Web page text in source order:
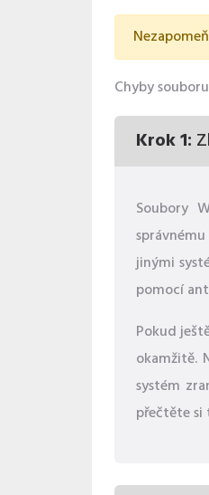
Chyby
Krok 1:
Soubory
jinými
pomocí
Pokud
okamžitě.
systém
přečtěte